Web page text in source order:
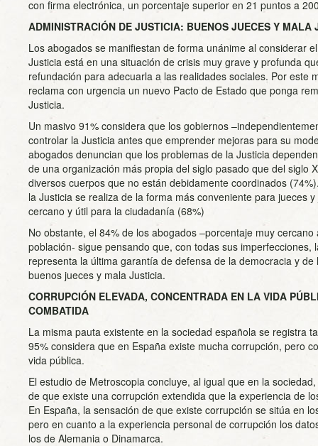
con firma electrónica, un porcentaje superior en 21 puntos a
ADMINISTRACIÓN DE JUSTICIA: BUENOS JUECES Y MALA
Los abogados se manifiestan de forma unánime al considerar
Justicia está en una situación de crisis muy grave y profunda
refundación para adecuarla a las realidades sociales. Por este
reclama con urgencia un nuevo Pacto de Estado que ponga
Justicia.
Un masivo 91% considera que los gobiernos
controlar la Justicia antes que emprender mejoras para su
abogados denuncian que los problemas de la Justicia
de una organización más propia del siglo pasado que del siglo
diversos cuerpos que no están debidamente coordinados
la Justicia se realiza de la forma más conveniente para jueces
cercano y útil para la ciudadanía (68%)
No obstante, el 84% de los abogados –porcentaje muy
población- sigue pensando que, con todas sus imperfecciones,
representa la última garantía de defensa de la democracia y
buenos jueces y mala Justicia.
CORRUPCIÓN ELEVADA, CONCENTRADA EN LA VIDA
COMBATIDA
La misma pauta existente en la sociedad española se registra
95% considera que en España existe mucha corrupción, pero
vida pública.
El estudio de Metroscopia concluye, al igual que en la
de que existe una corrupción extendida que la experiencia de
En España, la sensación de que existe corrupción se sitúa en
pero en cuanto a la experiencia personal de corrupción los
los de Alemania o Dinamarca.